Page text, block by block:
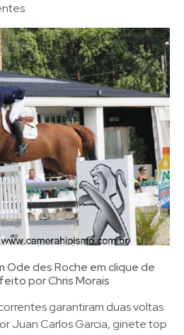
Ode des Roche em clique de
por Chris Morais
garantiram duas voltas
Juan Carlos Garcia, ginete top